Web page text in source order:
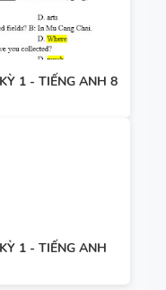
1 - TIẾNG ANH 8
1 - TIẾNG ANH